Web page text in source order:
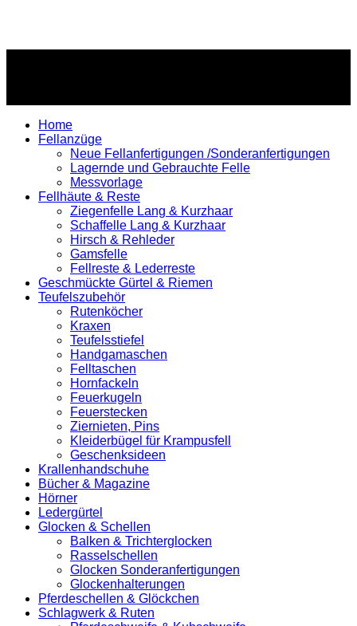
Home
Fellanzüge
Neue Fellanfertigungen /Sonderanfertigungen
Lagernde und Gebrauchte Felle
Messvorlage
Fellhäute & Reste
Ziegenfelle Lang & Kurzhaar
Schaffelle Lang & Kurzhaar
Hirsch & Rehleder
Gamsfelle
Fellreste & Lederreste
Geschmückte Gürtel & Riemen
Teufelszubehör
Rutenköcher
Kraxen
Teufelsstiefel
Handgamaschen
Felltaschen
Hornfackeln
Feuerkugeln
Feuerstecken
Ziernieten, Pins
Kleiderbügel für Krampusfell
Geschenksideen
Krallenhandschuhe
Bücher & Magazine
Hörner
Ledergürtel
Glocken & Schellen
Balken & Trichterglocken
Rasselschellen
Glocken Sonderanfertigungen
Glockenhalterungen
Pferdeschellen & Glöckchen
Schlagwerk & Ruten